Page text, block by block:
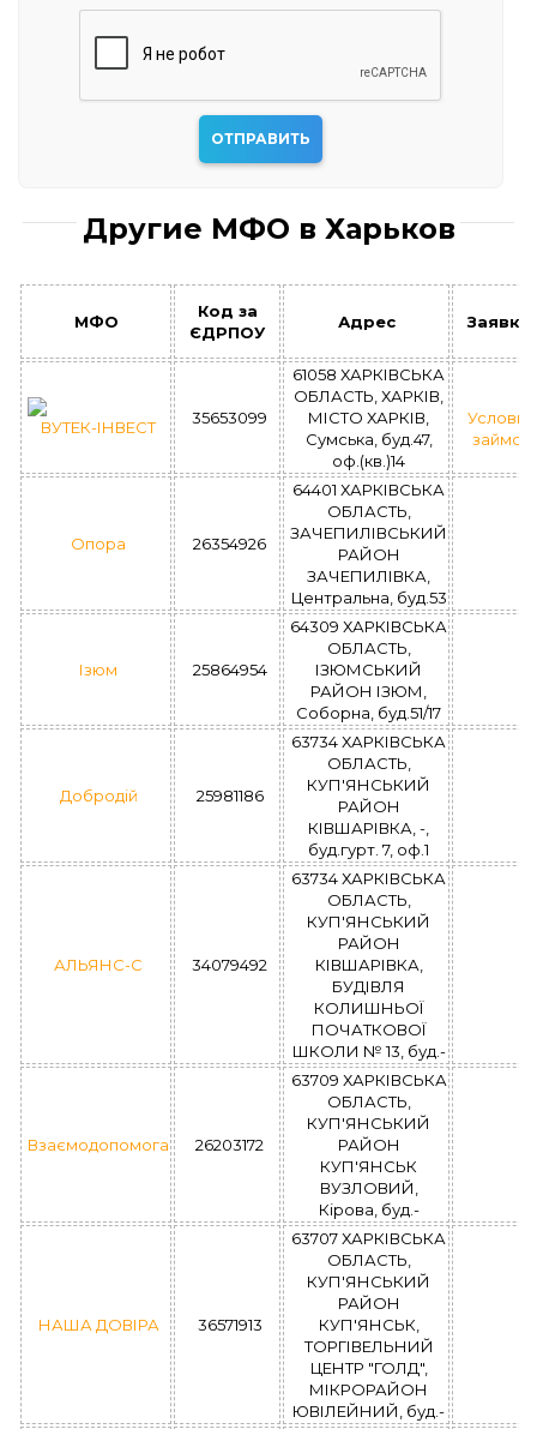
Другие МФО в Харьков
МФО
Код за
ЄДРПОУ
Адрес Заявка
ВУТЕК-ІНВЕСТ 35653099
61058 ХАРКІВСЬКА
ОБЛАСТЬ, ХАРКІВ,
МІСТО ХАРКІВ,
Сумська, буд.47,
оф.(кв.)14
Условия
займов
Опора 26354926
64401 ХАРКІВСЬКА
ОБЛАСТЬ,
ЗАЧЕПИЛІВСЬКИЙ
РАЙОН
ЗАЧЕПИЛІВКА,
Центральна, буд.53
Ізюм 25864954
64309 ХАРКІВСЬКА
ОБЛАСТЬ,
ІЗЮМСЬКИЙ
РАЙОН ІЗЮМ,
Соборна, буд.51/17
Добродій 25981186
63734 ХАРКІВСЬКА
ОБЛАСТЬ,
КУП'ЯНСЬКИЙ
РАЙОН
КІВШАРІВКА, -,
буд.гурт. 7, оф.1
АЛЬЯНС-С 34079492
63734 ХАРКІВСЬКА
ОБЛАСТЬ,
КУП'ЯНСЬКИЙ
РАЙОН
КІВШАРІВКА,
БУДІВЛЯ
КОЛИШНЬОЇ
ПОЧАТКОВОЇ
ШКОЛИ № 13, буд.-
Взаємодопомога 26203172
63709 ХАРКІВСЬКА
ОБЛАСТЬ,
КУП'ЯНСЬКИЙ
РАЙОН
КУП'ЯНСЬК
ВУЗЛОВИЙ,
Кірова, буд.-
НАША ДОВІРА 36571913
63707 ХАРКІВСЬКА
ОБЛАСТЬ,
КУП'ЯНСЬКИЙ
РАЙОН
КУП'ЯНСЬК,
ТОРГІВЕЛЬНИЙ
ЦЕНТР "ГОЛД",
МІКРОРАЙОН
ЮВІЛЕЙНИЙ, буд.-